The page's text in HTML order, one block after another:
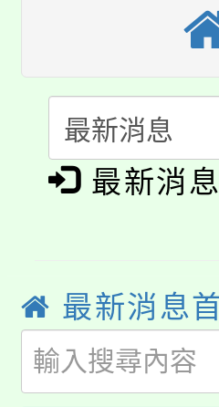
半價優
者。
份教師增
大溪自
份教師研
會
115年食
程
「本色祭
場熱烈登
8/21下午
局官網。
8月14至
開!
115年桃
田徑場及
桃園市低
最新消
最新消息